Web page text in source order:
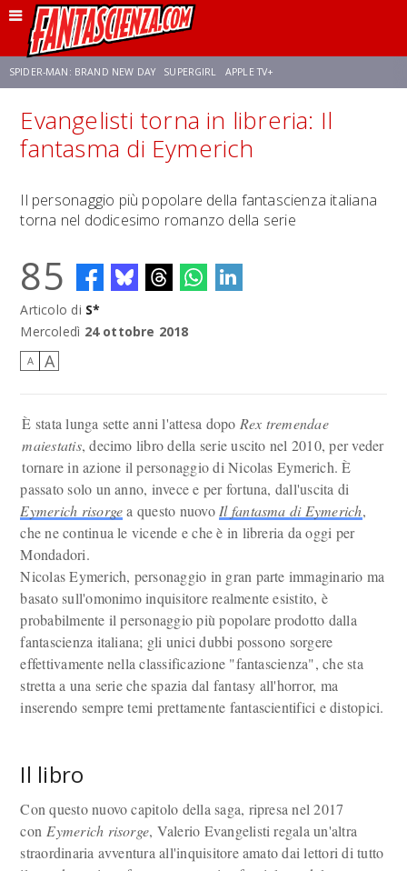
SPIDER-MAN: BRAND NEW DAY SUPERGIRL APPLE TV+
FRANCO RICCIARDIELLO ZENDAYA STAR TREK AVENGERS: DOOMSDAY
Evangelisti torna in libreria: Il
fantasma di Eymerich
Il personaggio più popolare della fantascienza italiana
torna nel dodicesimo romanzo della serie
85
Articolo di S*
Mercoledì 24 ottobre 2018
A A
È stata lunga sette anni l'attesa dopo Rex tremendae
maiestatis, decimo libro della serie uscito nel 2010, per veder
tornare in azione il personaggio di Nicolas Eymerich. È
passato solo un anno, invece e per fortuna, dall'uscita di
Eymerich risorgea questo nuovo Il fantasma di Eymerich,
che ne continua le vicende e che è in libreria da oggi per
Mondadori.
Nicolas Eymerich, personaggio in gran parte immaginario ma
basato sull'omonimo inquisitore realmente esistito, è
probabilmente il personaggio più popolare prodotto dalla
fantascienza italiana; gli unici dubbi possono sorgere
effettivamente nella classificazione "fantascienza", che sta
stretta a una serie che spazia dal fantasy all'horror, ma
inserendo sempre temi prettamente fantascientifici e distopici.
Il libro
Con questo nuovo capitolo della saga, ripresa nel 2017
con Eymerich risorge, Valerio Evangelisti regala un'altra
straordinaria avventura all'inquisitore amato dai lettori di tutto